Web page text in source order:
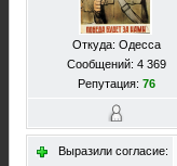
Откуда: Одесса
Сообщений: 4 369
Репутация: 76
Выразили согласие: